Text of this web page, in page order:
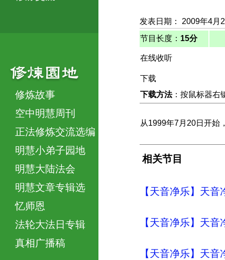
修炼故事
空中明慧周刊
正法修炼交流选编
明慧小弟子园地
明慧大陆法会
明慧文章专辑选
忆师恩
法轮大法日专辑
真相广播稿
发表日期： 2009年4月
节目长度： 15分
在线收听
下载
下载方法：按鼠标器右
从1999年7月20日开始
相关节目
【天音净乐】天
【天音净乐】天
【天音净乐】天